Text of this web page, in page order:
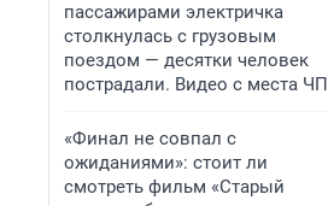
пассажирами электричка
столкнулась с грузовым
поездом — десятки человек
пострадали. Видео с места ЧП
«Финал не совпал с
ожиданиями»: стоит ли
смотреть фильм «Старый